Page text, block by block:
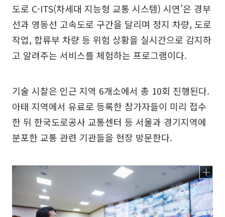
도로 C-ITS(차세대 지능형 교통 시스템) 시연’은 경부
선과 영동선 고속도로 구간을 달리며 정지 차량, 도로
작업, 합류부 차량 등 위험 상황을 실시간으로 감지하
고 알려주는 서비스를 체험하는 프로그램이다.
기술 시찰은 인근 지역 6개소에서 총 10회 진행된다.
아태 지역에서 유료로 등록한 참가자들이 미리 접수
한 뒤 한국도로공사 교통센터 등 서울과 경기지역에
분포한 교통 관련 기관들을 현장 방문한다.